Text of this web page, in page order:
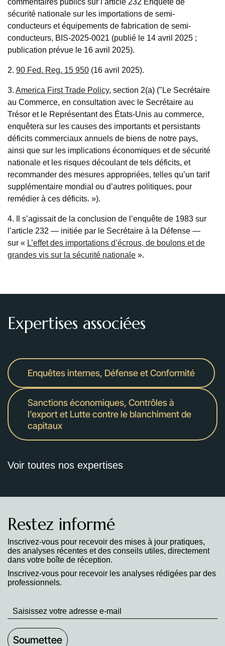
commentaires publics sur l’article 232 Enquête de
sécurité nationale sur les importations de semi-
conducteurs et équipements de fabrication de semi-
conducteurs, BIS-2025-0021 (publié le 14 avril 2025 ;
publication prévue le 16 avril 2025).
2. 90 Fed. Reg. 15 950 (16 avril 2025).
3. America First Trade Policy, section 2(a) ("Le Secrétaire
au Commerce, en consultation avec le Secrétaire au
Trésor et le Représentant des États-Unis au commerce,
enquêtera sur les causes des importants et persistants
déficits commerciaux annuels de biens de notre pays,
ainsi que sur les implications économiques et de sécurité
nationale et les risques découlant de tels déficits, et
recommander des mesures appropriées, telles qu’un tarif
supplémentaire mondial ou d’autres politiques, pour
remédier à ces déficits. »).
4. Il s’agissait de la conclusion de l’enquête de 1983 sur
l’article 232 — initiée par le Secrétaire à la Défense —
sur « L’effet des importations d’écrous, de boulons et de
grandes vis sur la sécurité nationale ».
Expertises associées
Enquêtes internes, Défense et Conformité
Sanctions économiques, Contrôles à
l’export et Lutte contre le blanchiment de
capitaux
Voir toutes nos expertises
Restez informé
Inscrivez-vous pour recevoir des mises à jour pratiques,
des analyses récentes et des conseils utiles, directement
dans votre boîte de réception.
Inscrivez-vous pour recevoir les analyses rédigées par des
professionnels.
Stay
up
to
Date